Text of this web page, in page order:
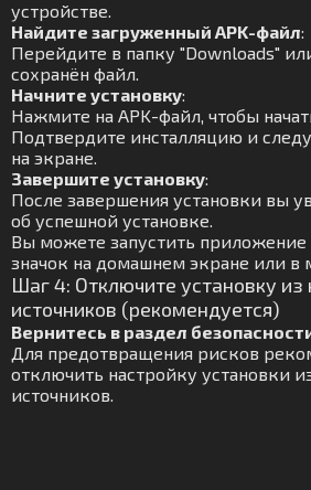
устройстве.
Найдите загруженный APK-файл:
Перейдите в папку "Downloads"
сохранён файл.
Начните установку:
Нажмите на APK-файл, чтобы
Подтвердите инсталляцию и
на экране.
Завершите установку:
После завершения установки вы
об успешной установке.
Вы можете запустить приложение
значок на домашнем экране или
Шаг 4: Отключите установку из
источников (рекомендуется)
Вернитесь в раздел
Для предотвращения рисков
отключить настройку установки
источников.